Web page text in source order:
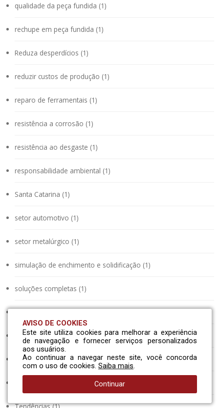
qualidade da peça fundida (1)
rechupe em peça fundida (1)
Reduza desperdícios (1)
reduzir custos de produção (1)
reparo de ferramentais (1)
resistência a corrosão (1)
resistência ao desgaste (1)
responsabilidade ambiental (1)
Santa Catarina (1)
setor automotivo (1)
setor metalúrgico (1)
simulação de enchimento e solidificação (1)
soluções completas (1)
surgimento da fundição (1)
sustentabilidade (1)
Tecnologia (1)
AVISO DE COOKIES
Este site utiliza cookies para melhorar a experiência
de navegação e fornecer serviços personalizados
aos usuários.
Ao continuar a navegar neste site, você concorda
com o uso de cookies. Saiba mais.
Continuar